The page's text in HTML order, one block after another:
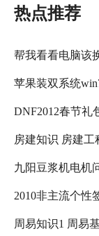
热点推荐
帮我看看电脑该
苹果装双系统
DNF2012春节礼
房建知识 房建工
九阳豆浆机电机
2010非主流个性
周易知识1 周易